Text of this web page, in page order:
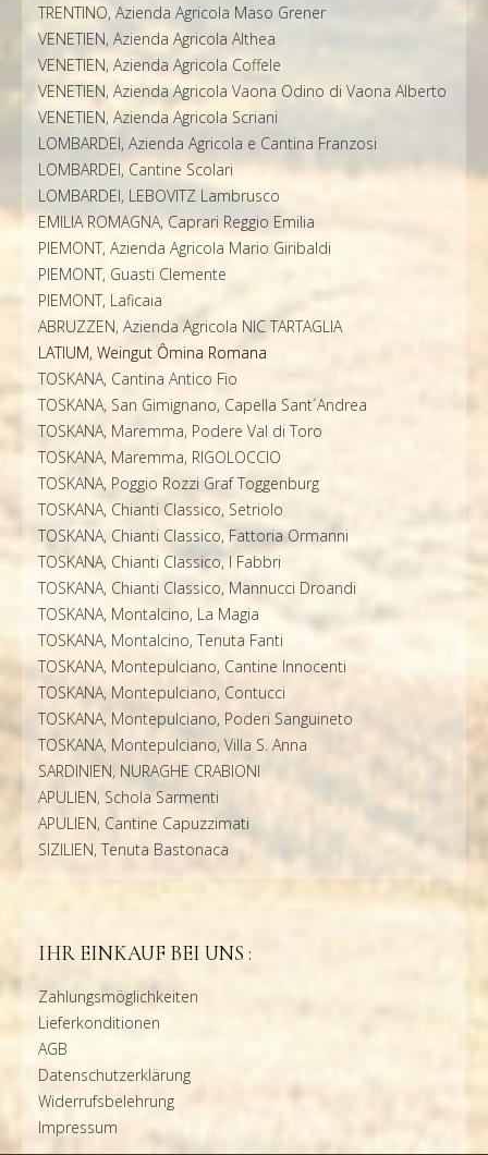
TRENTINO, Azienda Agricola Maso Grener
VENETIEN, Azienda Agricola Althea
VENETIEN, Azienda Agricola Coffele
VENETIEN, Azienda Agricola Vaona Odino di Vaona Alberto
VENETIEN, Azienda Agricola Scriani
LOMBARDEI, Azienda Agricola e Cantina Franzosi
LOMBARDEI, Cantine Scolari
LOMBARDEI, LEBOVITZ Lambrusco
EMILIA ROMAGNA, Caprari Reggio Emilia
PIEMONT, Azienda Agricola Mario Giribaldi
PIEMONT, Guasti Clemente
PIEMONT, Laficaia
ABRUZZEN, Azienda Agricola NIC TARTAGLIA
LATIUM, Weingut Ômina Romana
TOSKANA, Cantina Antico Fio
TOSKANA, San Gimignano, Capella Sant´Andrea
TOSKANA, Maremma, Podere Val di Toro
TOSKANA, Maremma, RIGOLOCCIO
TOSKANA, Poggio Rozzi Graf Toggenburg
TOSKANA, Chianti Classico, Setriolo
TOSKANA, Chianti Classico, Fattoria Ormanni
TOSKANA, Chianti Classico, I Fabbri
TOSKANA, Chianti Classico, Mannucci Droandi
TOSKANA, Montalcino, La Magia
TOSKANA, Montalcino, Tenuta Fanti
TOSKANA, Montepulciano, Cantine Innocenti
TOSKANA, Montepulciano, Contucci
TOSKANA, Montepulciano, Poderi Sanguineto
TOSKANA, Montepulciano, Villa S. Anna
SARDINIEN, NURAGHE CRABIONI
APULIEN, Schola Sarmenti
APULIEN, Cantine Capuzzimati
SIZILIEN, Tenuta Bastonaca
IHR EINKAUF BEI UNS :
Zahlungsmöglichkeiten
Lieferkonditionen
AGB
Datenschutzerklärung
Widerrufsbelehrung
Impressum